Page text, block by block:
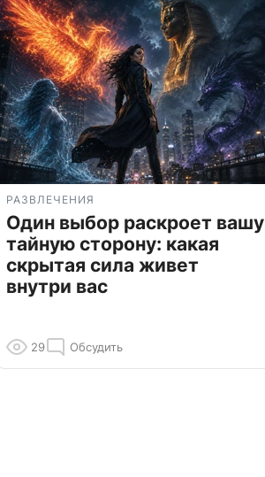
РАЗВЛЕЧЕНИЯ
Один выбор раскроет вашу
тайную сторону: какая
скрытая сила живет
внутри вас
29 Обсудить